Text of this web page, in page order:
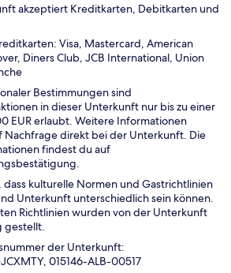
akzeptiert Kreditkarten, Debitkarten und
Visa, Mastercard, American
Diners Club, JCB International, Union
Bestimmungen sind
in dieser Unterkunft nur bis zu einer
EUR erlaubt. Weitere Informationen
Nachfrage direkt bei der Unterkunft. Die
findest du auf
kulturelle Normen und Gastrichtlinien
Unterkunft unterschiedlich sein können.
Richtlinien wurden von der Unterkunft
gestellt.
der Unterkunft:
015146-ALB-00517